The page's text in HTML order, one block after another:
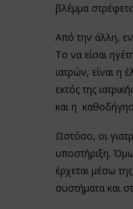
βλέμμα
Από την άλλη,
Το να είσαι
ιατρών, είναι η
εκτός της
και η
Ωστόσο, οι
υποστήριξη.
έρχεται μέσω
συστήματα και